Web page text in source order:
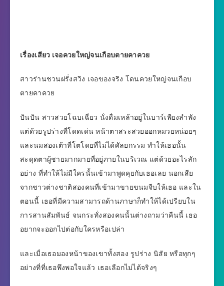
เรื่องเสียว เจอควยใหญ่จนเกือบตายคาควย
สาวร่านชวนฝรั่งสวิง เจอของจริง โดนควยใหญ่จนเกือบ
ตายคาควย
ปันปัน สาวสวยโฉบเฉี่ยว นั่งดื่มเหล้าอยู่ในบาร์เพียงลำพัง
แต่ด้วยรูปร่างที่โดดเด่น หน้าตาสระสวยออกหมวยหน่อยๆ
และนมสองเต้าที่โตโดยที่ไม่ได้ศัลยกรรม ทำให้เธอนั้น
สะดุดตาผู้ชายมากมายที่อยู่ภายในบริเวณ แต่ด้วยอะไรสัก
อย่าง ที่ทำให้ไม่มีใครนั้นเข้ามาพูดคุยกับเธอเลย นอกเสีย
จากชาวต่างชาติสองคนที่เข้ามาขายขนมจีบให้เธอ และใน
ตอนนี้ เธอที่มีความสามารถด้านภาษาก็ทำให้ได้เปรียบใน
การสานสัมพันธ์ จนกระทั่งสองคนนั้นต่างถามว่าคืนนี้ เธอ
อยากจะออกไปต่อกับใครหรือเปล่า
และเมื่อเธอมองหน้าของเขาทั้งสอง รูปร่าง นิสัย หรือทุกๆ
อย่างที่ที่เธอพึงพอใจแล้ว เธอเลือกไม่ได้จริงๆ